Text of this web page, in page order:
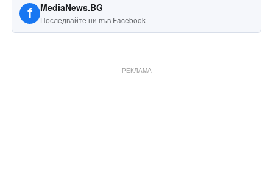
f MediaNews.BG
Последвайте ни във Facebook
РЕКЛАМА